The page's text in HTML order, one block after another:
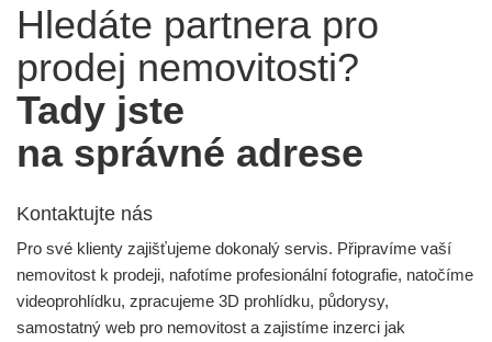
Hledáte partnera pro
prodej nemovitosti?
Tady jste
na správné adrese
Kontaktujte nás
Pro své klienty zajišťujeme dokonalý servis. Připravíme vaší
nemovitost k prodeji, nafotíme profesionální fotografie, natočíme
videoprohlídku, zpracujeme 3D prohlídku, půdorysy,
samostatný web pro nemovitost a zajistíme inzerci jak